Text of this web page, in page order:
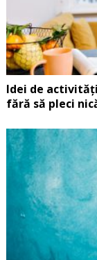
Idei de
fără să pleci